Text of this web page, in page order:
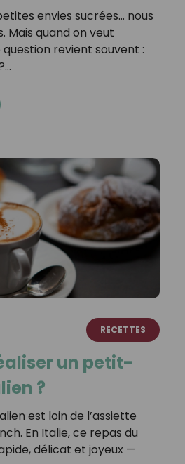
envies sucrées… nous
Mais quand on veut
revient souvent :
RECETTES
un petit-
?
est loin de l’assiette
En Italie, ce repas du
délicat et joyeux —